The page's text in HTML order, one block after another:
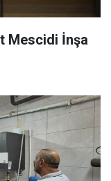
Mescidi İnşa